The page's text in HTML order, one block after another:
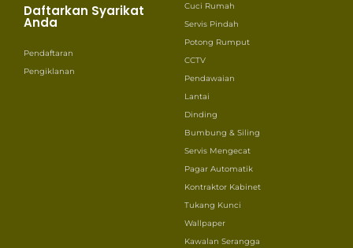
Daftarkan Syarikat
Anda
Pendaftaran
Pengiklanan
Cuci Rumah
Servis Pindah
Potong Rumput
CCTV
Pendawaian
Lantai
Dinding
Bumbung & Siling
Servis Mengecat
Pagar Automatik
Kontraktor Kabinet
Tukang Kunci
Wallpaper
Kawalan Serangga